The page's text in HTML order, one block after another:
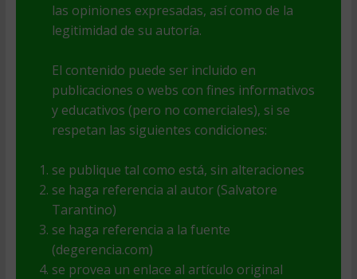
las opiniones expresadas, así como de la
legitimidad de su autoría.
El contenido puede ser incluido en
publicaciones o webs con fines informativos
y educativos (pero no comerciales), si se
respetan las siguientes condiciones:
se publique tal como está, sin alteraciones
se haga referencia al autor (Salvatore
Tarantino)
se haga referencia a la fuente
(degerencia.com)
se provea un enlace al artículo original